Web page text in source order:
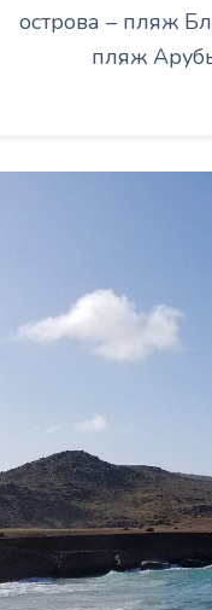
острова – пляж
пляж